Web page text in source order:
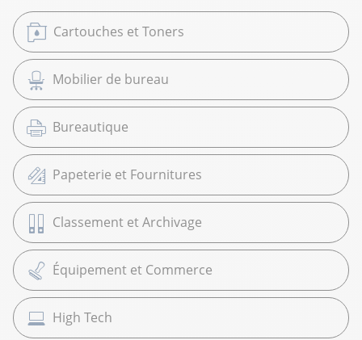
Cartouches et Toners
Mobilier de bureau
Bureautique
Papeterie et Fournitures
Classement et Archivage
Équipement et Commerce
High Tech